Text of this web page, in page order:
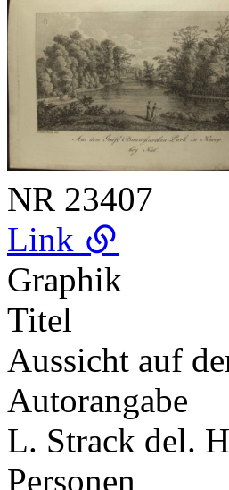
NR 23407
Link
Graphik
Titel
Aussicht auf
Autorangabe
L. Strack del.
Personen